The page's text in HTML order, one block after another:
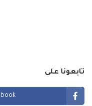
تابعونا على